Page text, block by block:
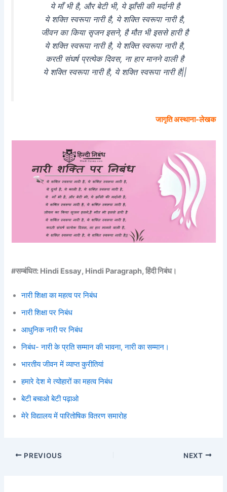
ये माँ भी है, और बेटी भी, ये झाँसी की मर्दानी है
ये शक्ति स्वरूपा नारी है, ये शक्ति स्वरूपा नारी है,
जीवन का किया सृजन इसने, है मौत भी इससे हारी है
ये शक्ति स्वरूपा नारी है, ये शक्ति स्वरूपा नारी है,
करती संघर्ष प्रत्येक दिवस, ना हार मानने वाली है
ये शक्ति स्वरूपा नारी है, ये शक्ति स्वरूपा नारी है||
जागृति अस्थाना-लेखक
#सम्बंधित: Hindi Essay, Hindi Paragraph, हिंदी निबंध।
नारी शिक्षा का महत्व पर निबंध
नारी शिक्षा पर निबंध
आधुनिक नारी पर निबंध
निबंध- नारी के प्रति सम्मान की भावना, नारी का सम्मान।
भारतीय जीवन में व्याप्त कुरीतियां
हमारे देश मे त्योहारों का महत्व निबंध
बेटी बचाओ बेटी पढ़ाओ
मेरे विद्यालय में पारितोषिक वितरण समारोह
PREVIOUS NEXT